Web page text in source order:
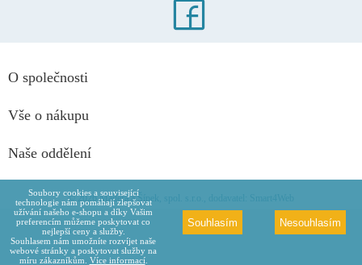
O společnosti
Vše o nákupu
Naše oddělení
© 2026 Maděra a Šípek, spol. s.r.o., dodavatel: Smart4Web
Soubory cookies a související
technologie nám pomáhají zlepšovat
užívání našeho e-shopu a díky Vašim
preferencím můžeme poskytovat co
nejlepší ceny a služby.
Souhlasem nám umožníte rozvíjet naše
webové stránky a poskytovat služby na
míru zákazníkům. Více informací.
Souhlasím Nesouhlasím